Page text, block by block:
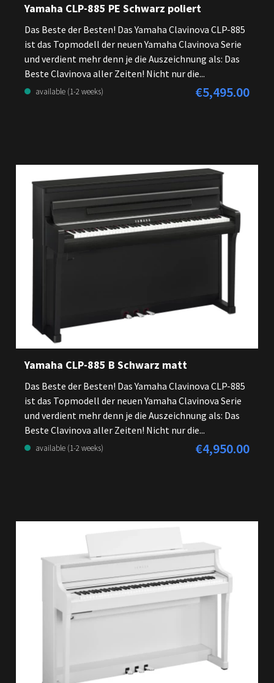
Yamaha CLP-885 PE Schwarz poliert
Das Beste der Besten! Das Yamaha Clavinova CLP-885
ist das Topmodell der neuen Yamaha Clavinova Serie
und verdient mehr denn je die Auszeichnung als: Das
Beste Clavinova aller Zeiten! Nicht nur die...
available (1-2 weeks) Regular price:
€5,495.00
Yamaha CLP-885 B Schwarz matt
Das Beste der Besten! Das Yamaha Clavinova CLP-885
ist das Topmodell der neuen Yamaha Clavinova Serie
und verdient mehr denn je die Auszeichnung als: Das
Beste Clavinova aller Zeiten! Nicht nur die...
available (1-2 weeks) Regular price:
€4,950.00